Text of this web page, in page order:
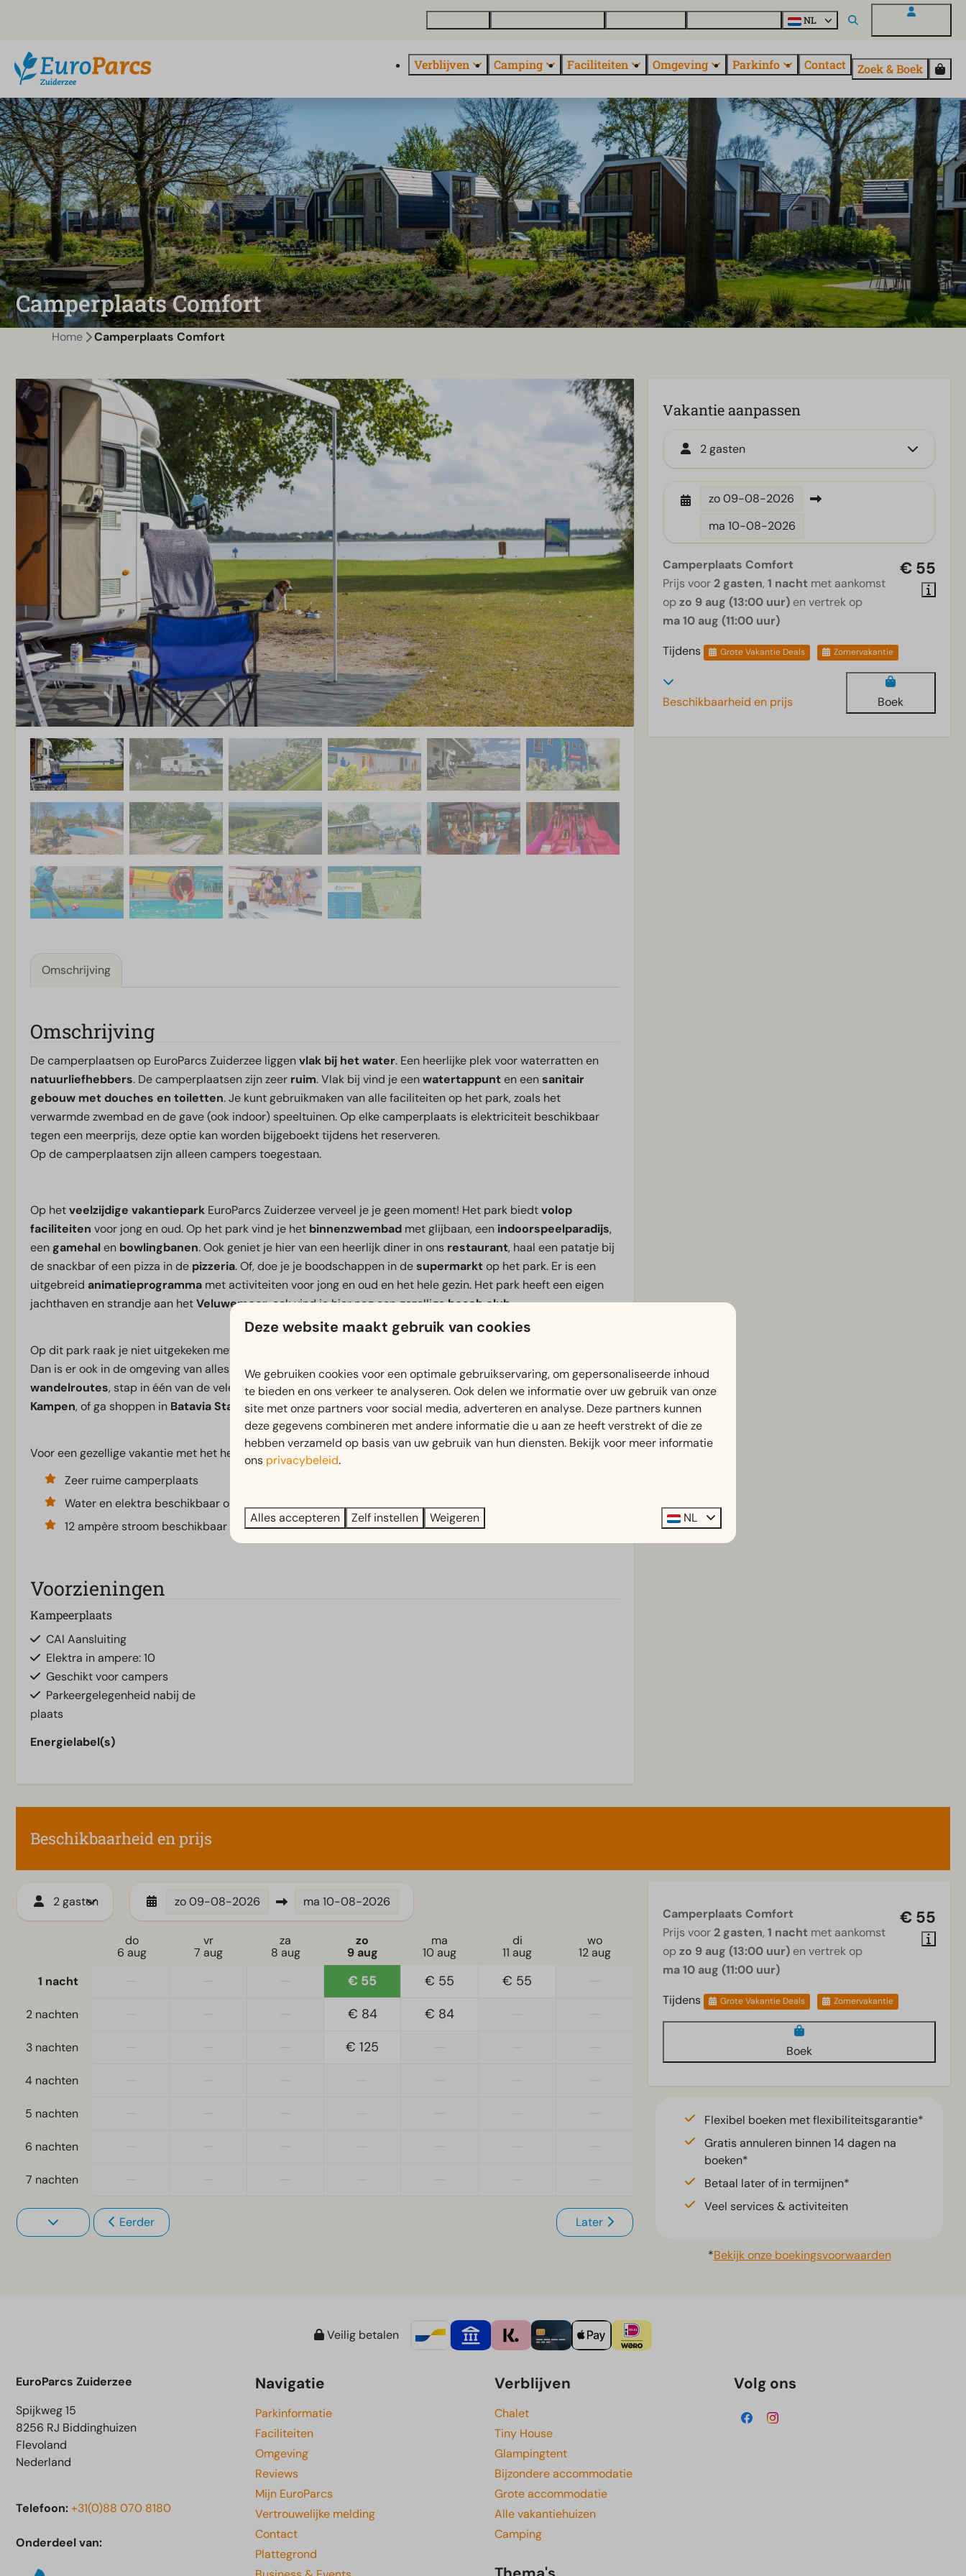
NL
Verblijven Camping Faciliteiten Omgeving Parkinfo Contact Zoek & Boek
Camperplaats Comfort
Home Camperplaats Comfort
Omschrijving
Omschrijving
De camperplaatsen op EuroParcs Zuiderzee liggenvlak bij het water. Een heerlijke plek voor waterratten en
natuurliefhebbers. De camperplaatsen zijn zeer ruim. Vlak bij vind je eenwatertappunten eensanitair
gebouw met douches en toiletten. Je kunt gebruikmaken van alle faciliteiten op het park, zoals het
verwarmde zwembad en de gave (ook indoor) speeltuinen. Op elke camperplaats is elektriciteit beschikbaar
tegen een meerprijs, deze optie kan worden bijgeboekt tijdens het reserveren.
Op de camperplaatsen zijn alleen campers toegestaan.
Op hetveelzijdige vakantiepark EuroParcs Zuiderzee verveel je je geen moment! Het park biedtvolop
faciliteiten voor jong en oud. Op het park vind je het binnenzwembad met glijbaan, een indoorspeelparadijs,
een gamehalen bowlingbanen. Ook geniet je hier van een heerlijk diner in ons restaurant, haal een patatje bij
de snackbar of een pizza in de pizzeria. Of, doe je je boodschappen in desupermarktop het park. Er is een
uitgebreid animatieprogramma met activiteiten voor jong en oud en het hele gezin. Het park heeft een eigen
jachthaven en strandje aan hetVeluwemeer, ook vind je hier nog een gezelligebeach club.
Op dit park raak je niet uitgekeken met het brede aanbod aan faciliteiten, maar wil je er toch even tussenuit?
Dan is er ook in de omgeving van alles te beleven voor een gezellig dagje uit. Ontdek de polder via defiets- en
wandelroutes, stap in één van de vele achtbanen inWalibi, bezoek de gezellige Hanzesteden Elburgof
Kampen, of ga shoppen in Batavia Stad Fashion Outlet Lelystad.
Voor een gezellige vakantie met het hele gezin, met altijd iets te doen, boek je verblijf bij EuroParcs Zuiderzee!
Zeer ruime camperplaats
Water en elektra beschikbaar op de plaats
12 ampère stroom beschikbaar
Voorzieningen
Kampeerplaats
CAI Aansluiting
Elektra in ampere: 10
Geschikt voor campers
Parkeergelegenheid nabij de
plaats
Energielabel(s)
Vakantie aanpassen
2 gasten
zo09-08-2026
ma 10-08-2026
€ 55
Camperplaats Comfort
Prijs voor 2 gasten, 1 nacht met aankomst
op zo 9 aug (13:00 uur) en vertrek op
ma 10 aug (11:00 uur)
Tijdens
Grote Vakantie Deals Zomervakantie
Beschikbaarheid en prijs Boek
Beschikbaarheid en prijs
2 gasten zo09-08-2026 ma 10-08-2026
do
6 aug
vr
7 aug
za
8 aug
zo
9 aug
ma
10 aug
di
11 aug
wo
12 aug
1 nacht
€ 55 € 55 € 55
2 nachten € 84 € 84
3 nachten € 125
4 nachten
5 nachten
6 nachten
7 nachten
Eerder Later
€ 55
Camperplaats Comfort
Prijs voor 2 gasten, 1 nacht met aankomst
op zo 9 aug (13:00 uur) en vertrek op
ma 10 aug (11:00 uur)
Tijdens
Grote Vakantie Deals Zomervakantie
Boek
Flexibel boeken met flexibiliteitsgarantie*
Gratis annuleren binnen 14 dagen na
boeken*
Betaal later of in termijnen*
Veel services & activiteiten
*Bekijk onze boekingsvoorwaarden
Veilig betalen
EuroParcs Zuiderzee
Spijkweg 15
8256 RJ Biddinghuizen
Flevoland
Nederland
Telefoon:+31(0)88 070 8180
Onderdeel van:
Navigatie
Parkinformatie
Faciliteiten
Omgeving
Reviews
Mijn EuroParcs
Vertrouwelijke melding
Contact
Plattegrond
Verblijven
Chalet
Tiny House
Glampingtent
Bijzondere accommodatie
Grote accommodatie
Alle vakantiehuizen
Camping
Volg ons
Deze website maakt gebruik van cookies
We gebruiken cookies voor een optimale gebruikservaring, om gepersonaliseerde inhoud
te bieden en ons verkeer te analyseren. Ook delen we informatie over uw gebruik van onze
site met onze partners voor social media, adverteren en analyse. Deze partners kunnen
deze gegevens combineren met andere informatie die u aan ze heeft verstrekt of die ze
hebben verzameld op basis van uw gebruik van hun diensten. Bekijk voor meer informatie
ons privacybeleid.
Alles accepteren Zelf instellen Weigeren NL